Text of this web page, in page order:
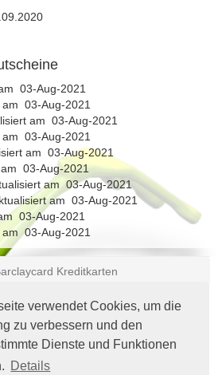
verwendet Cookies, um die
zu verbessern und den
Dienste und Funktionen
Details
03-Aug-2021
03-Aug-2021
am 03-Aug-2021
03-Aug-2021
am 03-Aug-2021
03-Aug-2021
am 03-Aug-2021
am 03-Aug-2021
03-Aug-2021
03-Aug-2021
Kreditkarten